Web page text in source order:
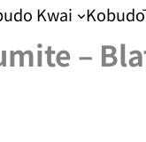
Kwai
–